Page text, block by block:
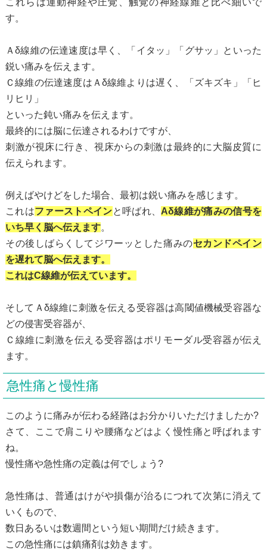
これらは運動神経や圧覚、触覚の神経線維と比べ細いで
す。
Ａδ線維の伝達速度は早く、「イタッ」「グサッ」といった
鋭い痛みを伝えます。
Ｃ線維の伝達速度はＡδ線維よりは遅く、「ズキズキ」「ヒ
リヒリ」
といった鈍い痛みを伝えます。
最終的には脳に伝達されるわけですが、
刺激が視床に行き、視床からの刺激は最終的に大脳皮質に
伝えられます。
例えばやけどをした場合、最初は鋭い痛みを感じます。
これはファーストペインと呼ばれ、 Aδ線維が痛みの信号を
いち早く脳へ伝えます。
その後しばらくしてジワーッとした痛みのセカンドペイン
を遅れて脳へ伝えます。
これはC線維が伝えています。
そしてＡδ線維に刺激を伝える受容器は高閾値機械受容器な
どの侵害受容器が、
Ｃ線維に刺激を伝える受容器はポリモーダル受容器が伝え
ます。
急性痛と慢性痛
このように痛みが伝わる経路はお分かりいただけましたか?
さて、ここで肩こりや腰痛などはよく慢性痛と呼ばれます
ね。
慢性痛や急性痛の定義は何でしょう?
急性痛は、普通はけがや損傷が治るにつれて次第に消えて
いくもので、
数日あるいは数週間という短い期間だけ続きます。
この急性痛には鎮痛剤は効きます。